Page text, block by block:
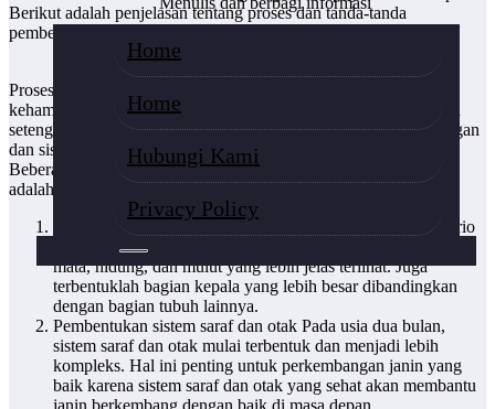
Home
Home
Hubungi Kami
Privacy Policy
Berikut adalah penjelasan tentang proses dan tanda-tanda
pembentukan janin pada usia dua bulan.
Proses Pembentukan
kehamilan dua bulan, embrio telah mencapai panjang sekitar satu
setengah inci dan berat sekitar satu ons. Pada usia ini, banyak organ
dan sistem tubuh mulai terbentuk dan menjadi lebih kompleks.
Beberapa perubahan yang terjadi pada janin pada usia dua bulan
adalah:
Pembentukan wajah dan kepala Pada usia dua bulan, embrio
sudah mulai membentuk wajah dan kepala dengan telinga,
mata, hidung, dan mulut yang lebih jelas terlihat. Juga
terbentuklah bagian kepala yang lebih besar dibandingkan
dengan bagian tubuh lainnya.
Pembentukan sistem saraf dan otak Pada usia dua bulan,
sistem saraf dan otak mulai terbentuk dan menjadi lebih
kompleks. Hal ini penting untuk perkembangan janin yang
baik karena sistem saraf dan otak yang sehat akan membantu